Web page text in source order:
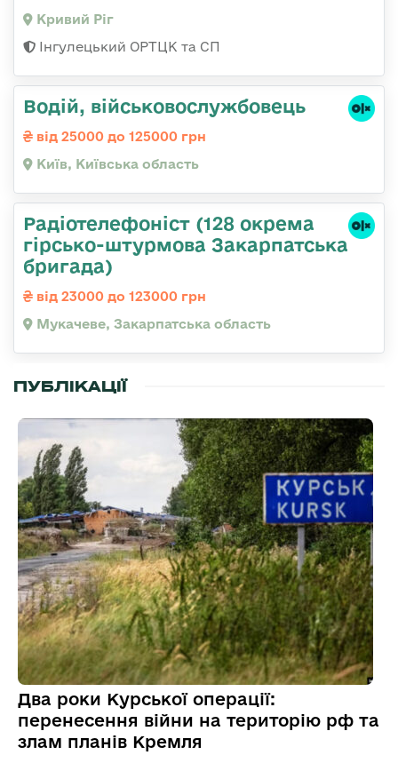
Кривий Ріг
Інгулецький ОРТЦК та СП
Водій, військовослужбовець
від 25000 до 125000 грн
Київ, Київська область
Радіотелефоніст (128 окрема
гірсько-штурмова Закарпатська
бригада)
від 23000 до 123000 грн
Мукачеве, Закарпатська область
ПУБЛІКАЦІЇ
Два роки Курської операції:
перенесення війни на територію рф та
злам планів Кремля